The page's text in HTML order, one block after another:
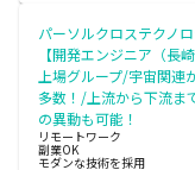
パーソルクロステクノ
【開発エンジニア（長
上場グループ/宇宙関連
多数！/上流から下流ま
の異動も可能！
リモートワーク
副業OK
モダンな技術を採用